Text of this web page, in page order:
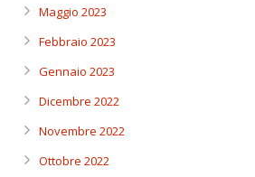
Maggio 2023
Febbraio 2023
Gennaio 2023
Dicembre 2022
Novembre 2022
Ottobre 2022